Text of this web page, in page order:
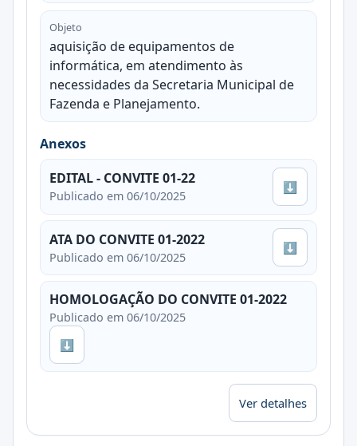
Objeto
aquisição de equipamentos de
informática, em atendimento às
necessidades da Secretaria Municipal de
Fazenda e Planejamento.
Anexos
EDITAL - CONVITE 01-22
Publicado em 06/10/2025
⬇
ATA DO CONVITE 01-2022
Publicado em 06/10/2025
⬇
HOMOLOGAÇÃO DO CONVITE 01-2022
Publicado em 06/10/2025
⬇
Ver detalhes